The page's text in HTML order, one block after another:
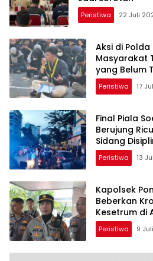
Peristiwa 22 Juli
Aksi di Polda
Masyarakat
yang Belum
Peristiwa 17
Final Piala
Berujung
Sidang
Peristiwa 13
Kapolsek
Beberkan
Kesetrum di
Peristiwa 9